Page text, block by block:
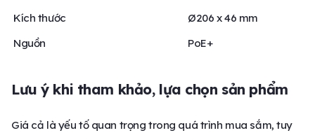
Kích thước
Ø206 x 46 mm
Nguồn
PoE+
Lưu ý khi tham khảo, lựa chọn sản phẩm
Giá cả là yếu tố quan trọng trong quá trình mua sắm, tuy